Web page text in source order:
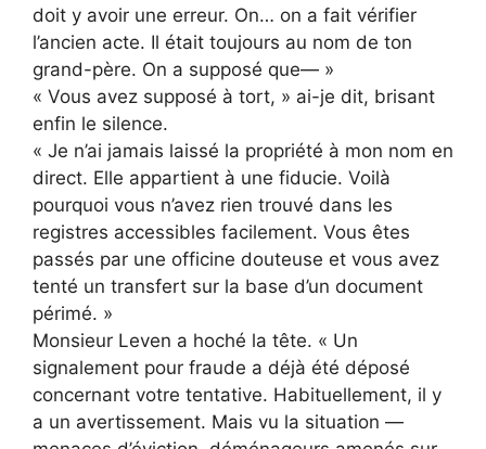
doit y avoir une erreur. On… on a fait vérifier
l’ancien acte. Il était toujours au nom de ton
grand-père. On a supposé que— »
« Vous avez supposé à tort, » ai-je dit, brisant
enfin le silence.
« Je n’ai jamais laissé la propriété à mon nom en
direct. Elle appartient à une fiducie. Voilà
pourquoi vous n’avez rien trouvé dans les
registres accessibles facilement. Vous êtes
passés par une officine douteuse et vous avez
tenté un transfert sur la base d’un document
périmé. »
Monsieur Leven a hoché la tête. « Un
signalement pour fraude a déjà été déposé
concernant votre tentative. Habituellement, il y
a un avertissement. Mais vu la situation —